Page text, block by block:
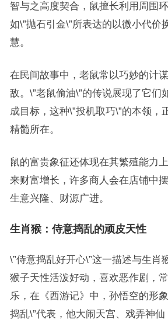
智与之高度契合，鼠擅长利用周围
如\”抛石引金\”所表达的以微小代价
慧。
在民间故事中，老鼠常以巧妙的计
敌。\”老鼠偷油\”的传说展现了它们
成目标，这种\”投机取巧\”的本领，
精髓所在。
鼠的富贵象征还体现在其繁殖能力
来财富增长，许多商人会在店铺中
生意兴隆、财源广进。
生肖猴：侍意捣乱的顽皮天性
\”侍意捣乱好开心\”这一描述与生肖
猴子天性活泼好动，喜欢恶作剧，
乐，在《西游记》中，孙悟空的形
捣乱\”代表，他大闹天宫、戏弄神